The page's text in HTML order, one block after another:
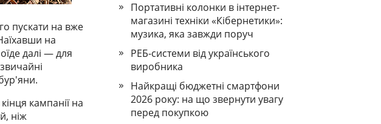
пускати на вже
на
далі — для
кампанії на
ніж
Портативні колонки в інтернет-
магазині техніки «Кібернетики»:
музика, яка завжди поруч
РЕБ-системи від українського
виробника
Найкращі бюджетні смартфони
2026 року: на що звернути увагу
перед покупкою